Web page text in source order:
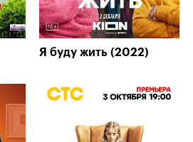
Я буду жить (2022)